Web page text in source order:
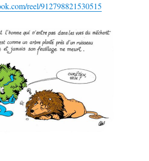
reel/912798821530515